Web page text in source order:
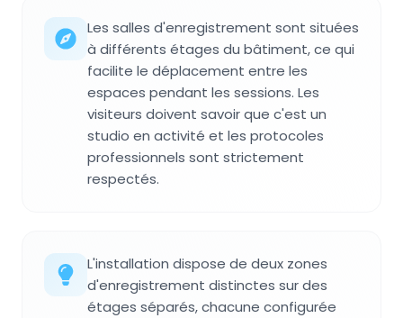
Les salles d'enregistrement sont situées
à différents étages du bâtiment, ce qui
facilite le déplacement entre les
espaces pendant les sessions. Les
visiteurs doivent savoir que c'est un
studio en activité et les protocoles
professionnels sont strictement
respectés.
L'installation dispose de deux zones
d'enregistrement distinctes sur des
étages séparés, chacune configurée